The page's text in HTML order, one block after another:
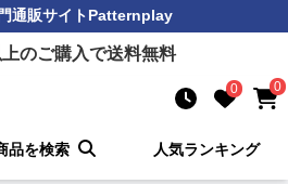
通販サイトPatternplay
のご購入で送料無料
0 0
品を検索 人気ランキング